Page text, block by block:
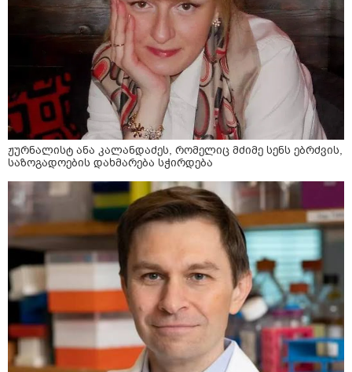
ჟურნალისტ ანა კალანდაძეს, რომელიც მძიმე სენს ებრძვის,
საზოგადოების დახმარება სჭირდება